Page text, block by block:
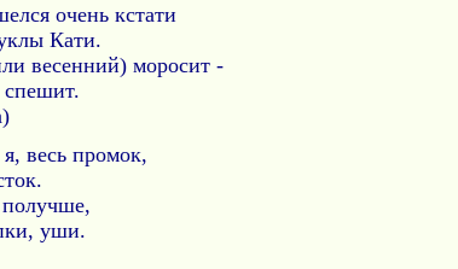
очень кстати
Кати.
весенний) моросит -
весь промок,
уши.